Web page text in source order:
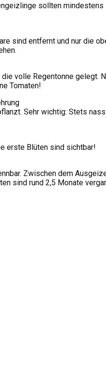
sollten mindestens
sind entfernt und nur die
volle Regentonne gelegt.
Tomaten!
Sehr wichtig: Stets
erste Blüten sind sichtbar!
Zwischen dem
sind rund 2,5 Monate